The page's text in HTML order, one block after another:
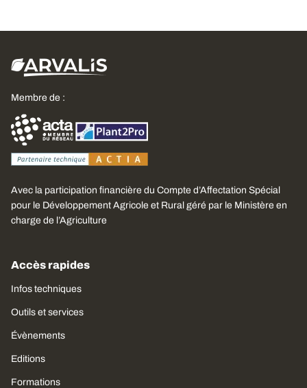
Membre de :
Avec la participation financière du Compte d’Affectation Spécial
pour le Développement Agricole et Rural géré par le Ministère en
charge de l’Agriculture
Accès rapides
Infos techniques
Outils et services
Évènements
Editions
Formations